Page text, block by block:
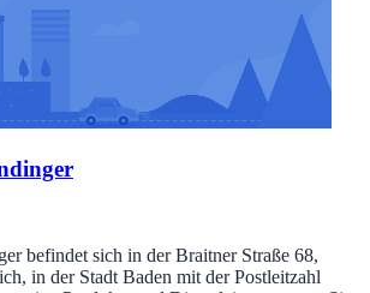
befindet sich in der Braitner Straße 68,
in der Stadt Baden mit der Postleitzahl